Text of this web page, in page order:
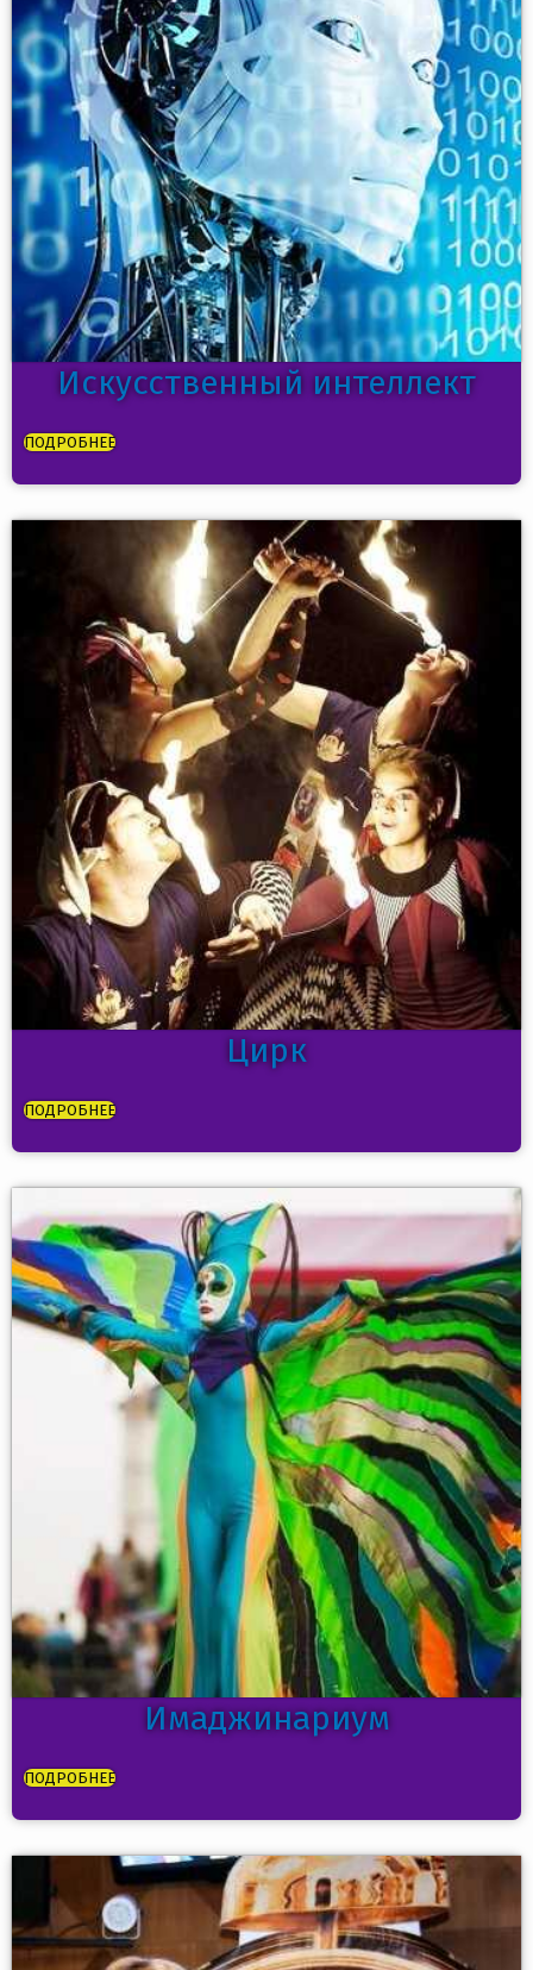
Искусственный интеллект
ПОДРОБНЕЕ
Цирк
ПОДРОБНЕЕ
Имаджинариум
ПОДРОБНЕЕ